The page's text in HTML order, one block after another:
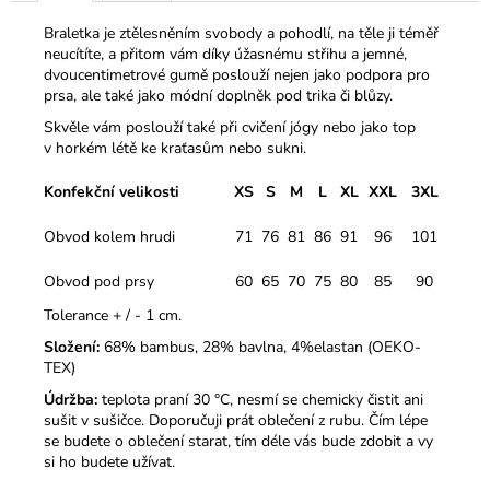
Braletka je ztělesněním svobody a pohodlí, na těle ji téměř
neucítíte, a přitom vám díky úžasnému střihu a jemné,
dvoucentimetrové gumě poslouží nejen jako podpora pro
prsa, ale také jako módní doplněk pod trika či blůzy.
Skvěle vám poslouží také při cvičení jógy nebo jako top
v horkém létě ke kraťasům nebo sukni.
Konfekční velikosti XS S M L XL XXL 3XL
Obvod kolem hrudi 71 76 81 86 91 96 101
Obvod pod prsy 60 65 70 75 80 85
90
Tolerance + / - 1 cm.
Složení: 68% bambus, 28% bavlna, 4%elastan (OEKO-
TEX)
Údržba: teplota praní 30 °C, nesmí se chemicky čistit ani
sušit v sušičce. Doporučuji prát oblečení z rubu. Čím lépe
se budete o oblečení starat, tím déle vás bude zdobit a vy
si ho budete užívat.